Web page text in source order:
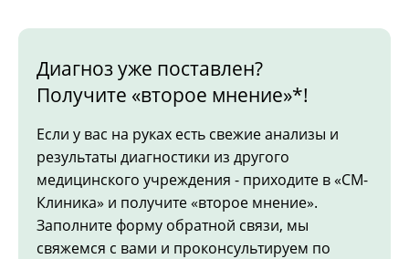
Диагноз уже поставлен?
Получите «второе мнение»*!
Если у вас на руках есть свежие анализы и
результаты диагностики из другого
медицинского учреждения - приходите в «СМ-
Клиника» и получите «второе мнение».
Заполните форму обратной связи, мы
свяжемся с вами и проконсультируем по